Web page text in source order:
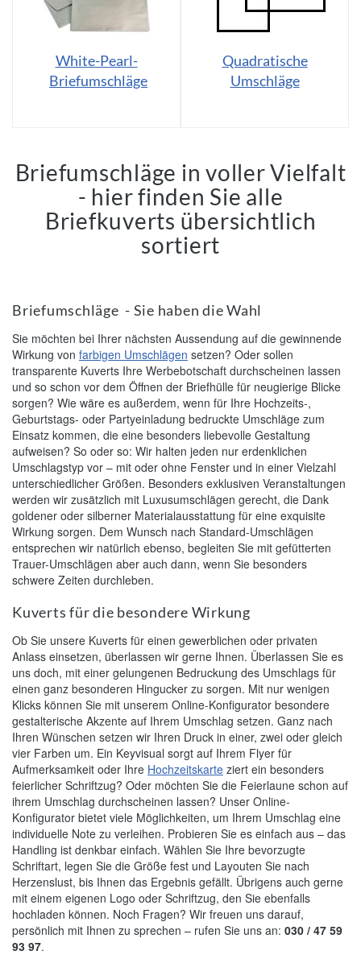
White-Pearl-
Briefumschläge
Quadratische
Umschläge
Briefumschläge in voller Vielfalt
- hier finden Sie alle
Briefkuverts übersichtlich
sortiert
Briefumschläge - Sie haben die Wahl
Sie möchten bei Ihrer nächsten Aussendung auf die gewinnende
Wirkung von farbigen Umschlägen setzen? Oder sollen
transparente Kuverts Ihre Werbebotschaft durchscheinen lassen
und so schon vor dem Öffnen der Briefhülle für neugierige Blicke
sorgen? Wie wäre es außerdem, wenn für Ihre Hochzeits-,
Geburtstags- oder Partyeinladung bedruckte Umschläge zum
Einsatz kommen, die eine besonders liebevolle Gestaltung
aufweisen? So oder so: Wir halten jeden nur erdenklichen
Umschlagstyp vor – mit oder ohne Fenster und in einer Vielzahl
unterschiedlicher Größen. Besonders exklusiven Veranstaltungen
werden wir zusätzlich mit Luxusumschlägen gerecht, die Dank
goldener oder silberner Materialausstattung für eine exquisite
Wirkung sorgen. Dem Wunsch nach Standard-Umschlägen
entsprechen wir natürlich ebenso, begleiten Sie mit gefütterten
Trauer-Umschlägen aber auch dann, wenn Sie besonders
schwere Zeiten durchleben.
Kuverts für die besondere Wirkung
Ob Sie unsere Kuverts für einen gewerblichen oder privaten
Anlass einsetzen, überlassen wir gerne Ihnen. Überlassen Sie es
uns doch, mit einer gelungenen Bedruckung des Umschlags für
einen ganz besonderen Hingucker zu sorgen. Mit nur wenigen
Klicks können Sie mit unserem Online-Konfigurator besondere
gestalterische Akzente auf Ihrem Umschlag setzen. Ganz nach
Ihren Wünschen setzen wir Ihren Druck in einer, zwei oder gleich
vier Farben um. Ein Keyvisual sorgt auf Ihrem Flyer für
Aufmerksamkeit oder Ihre Hochzeitskarte ziert ein besonders
feierlicher Schriftzug? Oder möchten Sie die Feierlaune schon auf
ihrem Umschlag durchscheinen lassen? Unser Online-
Konfigurator bietet viele Möglichkeiten, um Ihrem Umschlag eine
individuelle Note zu verleihen. Probieren Sie es einfach aus – das
Handling ist denkbar einfach. Wählen Sie Ihre bevorzugte
Schriftart, legen Sie die Größe fest und Layouten Sie nach
Herzenslust, bis Ihnen das Ergebnis gefällt. Übrigens auch gerne
mit einem eigenen Logo oder Schriftzug, den Sie ebenfalls
hochladen können. Noch Fragen? Wir freuen uns darauf,
persönlich mit Ihnen zu sprechen – rufen Sie uns an: 030 / 47 59
93 97.